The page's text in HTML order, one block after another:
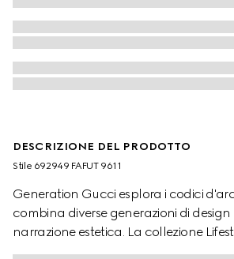
DESCRIZIONE DEL PRODOTTO
Stile ‎692949 FAFUT 9611
Generation Gucci esplora i codici
combina diverse generazioni di
narrazione estetica. La collezione
reinterpretare i motivi emblematici